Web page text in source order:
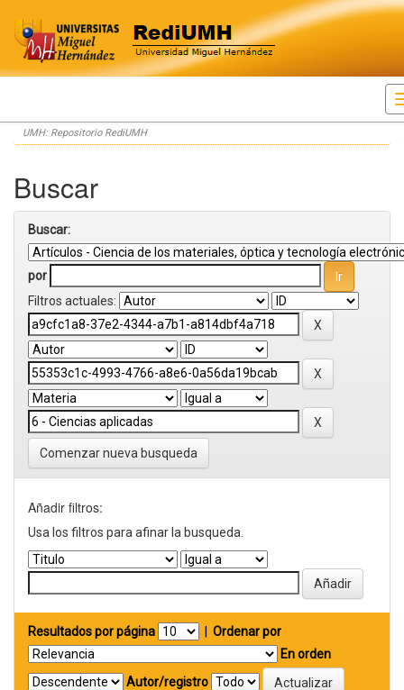
Skip
navigation
UMH: Repositorio RediUMH
Buscar
Buscar:
por
Filtros actuales:
Comenzar nueva busqueda
Añadir filtros:
Usa los filtros para afinar la busqueda.
Resultados por página
Ordenar por
En orden
Autor/registro